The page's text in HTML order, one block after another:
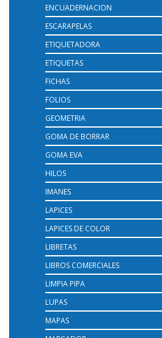
ENCUADERNACION
ESCARAPELAS
ETIQUETADORA
ETIQUETAS
FICHAS
FOLIOS
GEOMETRIA
GOMA DE BORRAR
GOMA EVA
HILOS
IMANES
LAPICES
LAPICES DE COLOR
LIBRETAS
LIBROS COMERCIALES
LIMPIA PIPA
LUPAS
MAPAS